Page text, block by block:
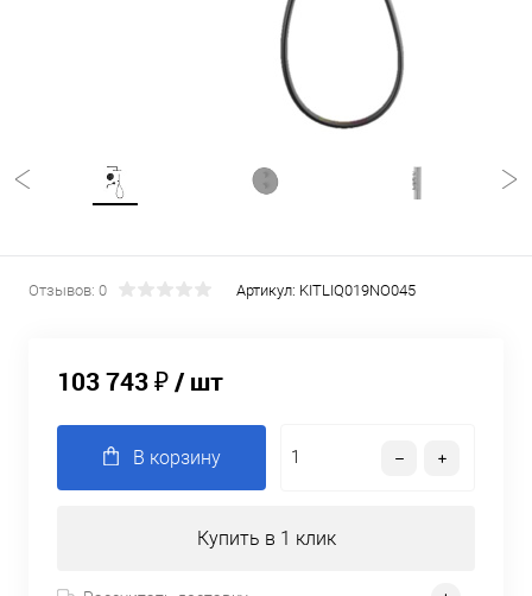
Отзывов: 0 Артикул: KITLIQ019NO045
103 743 ₽/ шт
В корзину
Купить в 1 клик